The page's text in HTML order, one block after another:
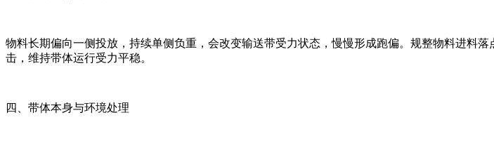
物料长期偏向一侧投放，持续单侧负重，会改变输送带受力状态，慢慢形成跑偏。规整物料进料
击，维持带体运行受力平稳。
四、带体本身与环境处理